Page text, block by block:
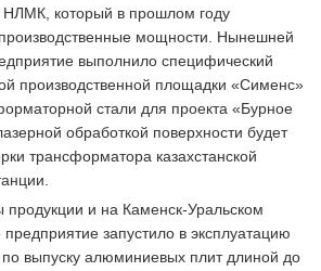
НЛМК, который в прошлом году
производственные мощности. Нынешней
выполнило специфический
производственной площадки «Сименс»
стали для проекта «Бурное
обработкой поверхности будет
трансформатора казахстанской
и на Каменск-Уральском
запустило в эксплуатацию
выпуску алюминиевых плит длиной до